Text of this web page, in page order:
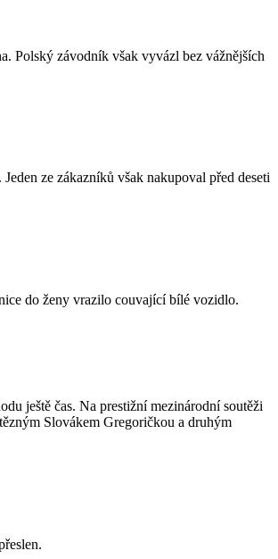
Polský závodník však vyvázl bez vážnějších
ze zákazníků však nakupoval před deseti
do ženy vrazilo couvající bílé vozidlo.
ještě čas. Na prestižní mezinárodní soutěži
Slovákem Gregoričkou a druhým